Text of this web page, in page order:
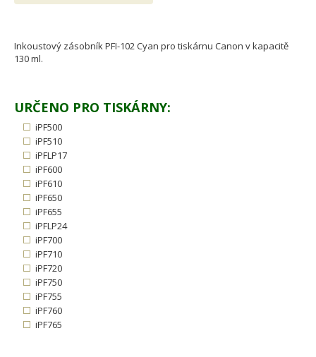
Inkoustový zásobník PFI-102 Cyan pro tiskárnu Canon v kapacitě
130 ml.
URČENO PRO TISKÁRNY:
iPF500
iPF510
iPFLP17
iPF600
iPF610
iPF650
iPF655
iPFLP24
iPF700
iPF710
iPF720
iPF750
iPF755
iPF760
iPF765